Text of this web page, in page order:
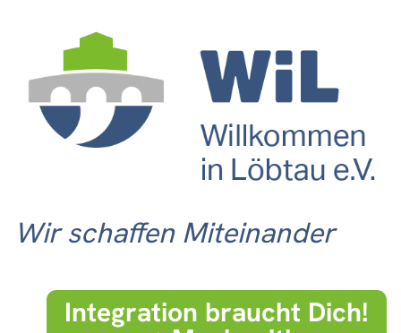
Wir schaffen Miteinander
Integration braucht Dich!